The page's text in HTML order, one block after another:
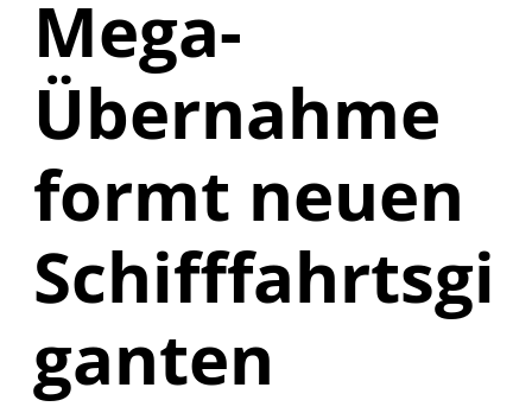
Mega-
Übernahme
formt neuen
Schifffahrtsgi
ganten